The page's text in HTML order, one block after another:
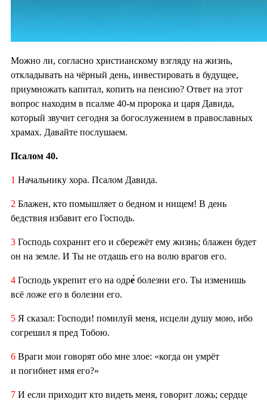
Можно ли, согласно христианскому взгляду на жизнь,
откладывать на чёрный день, инвестировать в будущее,
приумножать капитал, копить на пенсию? Ответ на этот
вопрос находим в псалме 40-м пророка и царя Давида,
который звучит сегодня за богослужением в православных
храмах. Давайте послушаем.
Псалом 40.
1 Начальнику хора. Псалом Давида.
2 Блажен, кто помышляет о бедном и нищем! В день
бедствия избавит его Господь.
3 Господь сохранит его и сбережёт ему жизнь; блажен будет
он на земле. И Ты не отдашь его на волю врагов его.
4 Господь укрепит его на одре́ болезни его. Ты изменишь
всё ложе его в болезни его.
5 Я сказал: Господи! помилуй меня, исцели душу мою, ибо
согрешил я пред Тобою.
6 Враги мои говорят обо мне злое: «когда он умрёт
и погибнет имя его?»
7 И если приходит кто видеть меня, говорит ложь; сердце